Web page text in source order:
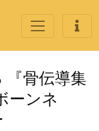
『骨伝導集
ーンネ